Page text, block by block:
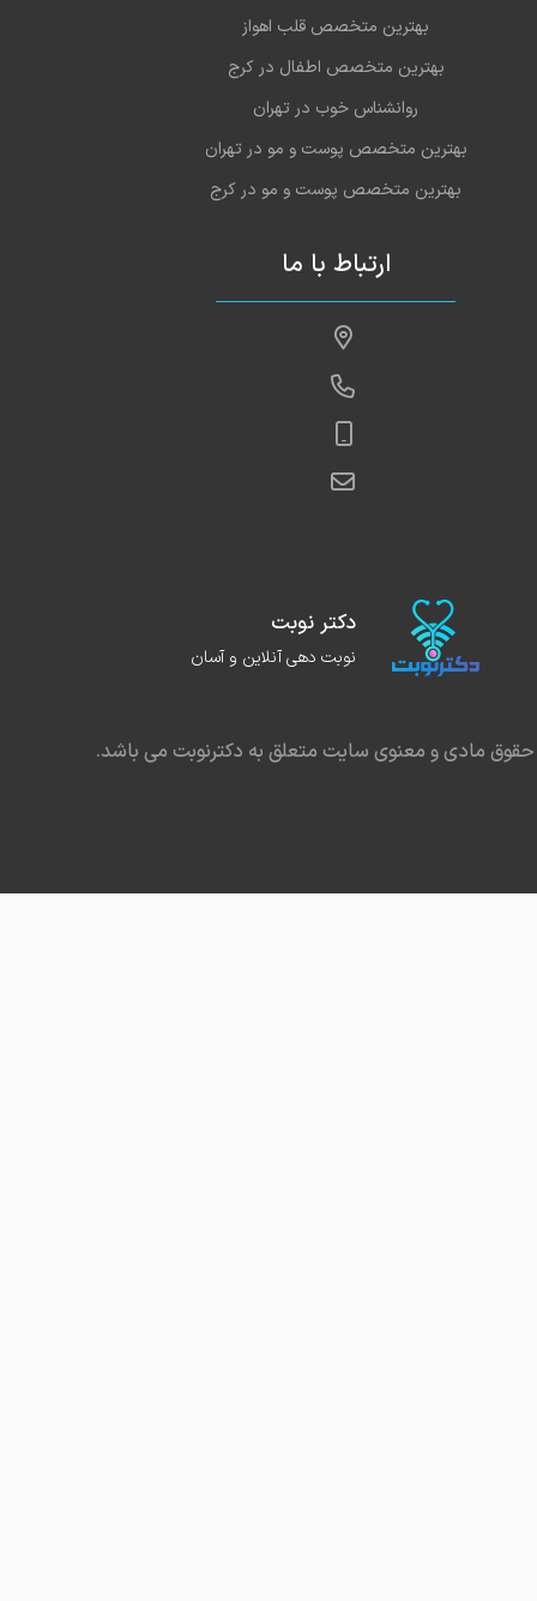
بهترین متخصص قلب اهواز
بهترین متخصص اطفال در کرج
روانشناس خوب در تهران
بهترین متخصص پوست و مو در تهران
بهترین متخصص پوست و مو در کرج
ارتباط با ما
دکتر نوبت
نوبت دهی آنلاین و آسان
مادی و معنوی سایت متعلق به دکترنوبت می باشد.